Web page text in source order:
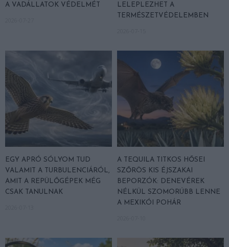
A VADÁLLATOK VÉDELMÉT
LELEPLEZHET A
TERMÉSZETVÉDELEMBEN
EGY APRÓ SÓLYOM TUD
VALAMIT A TURBULENCIÁRÓL,
AMIT A REPÜLŐGÉPEK MÉG
CSAK TANULNAK
A TEQUILA TITKOS HŐSEI
SZŐRÖS KIS ÉJSZAKAI
BEPORZÓK: DENEVÉREK
NÉLKÜL SZOMORÚBB LENNE
A MEXIKÓI POHÁR